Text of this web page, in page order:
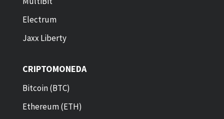
Electrum
Jaxx Liberty
CRIPTOMONEDA
Bitcoin (BTC)
Ethereum (ETH)